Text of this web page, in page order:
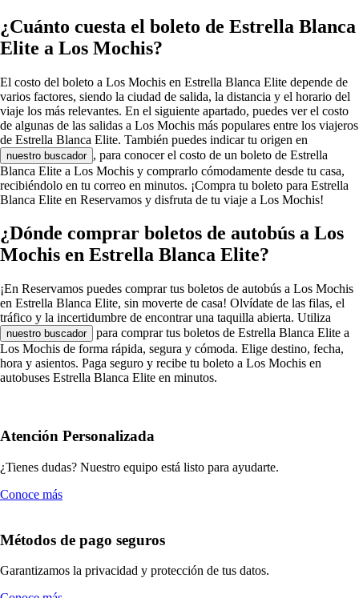
¿Cuánto cuesta el boleto de Estrella Blanca
Elite a Los Mochis?
El costo del boleto a Los Mochis en Estrella Blanca Elite depende de
varios factores, siendo la ciudad de salida, la distancia y el horario del
viaje los más relevantes. En el siguiente apartado, puedes ver el costo
de algunas de las salidas a Los Mochis más populares entre los viajeros
de Estrella Blanca Elite. También puedes indicar tu origen en
nuestro buscador , para conocer el costo de un boleto de Estrella
Blanca Elite a Los Mochis y comprarlo cómodamente desde tu casa,
recibiéndolo en tu correo en minutos. ¡Compra tu boleto para Estrella
Blanca Elite en Reservamos y disfruta de tu viaje a Los Mochis!
¿Dónde comprar boletos de autobús a Los
Mochis en Estrella Blanca Elite?
¡En Reservamos puedes comprar tus boletos de autobús a Los Mochis
en Estrella Blanca Elite, sin moverte de casa! Olvídate de las filas, el
tráfico y la incertidumbre de encontrar una taquilla abierta. Utiliza
nuestro buscador
para comprar tus boletos de Estrella Blanca Elite a
Los Mochis de forma rápida, segura y cómoda. Elige destino, fecha,
hora y asientos. Paga seguro y recibe tu boleto a Los Mochis en
autobuses Estrella Blanca Elite en minutos.
Atención Personalizada
¿Tienes dudas? Nuestro equipo está listo para ayudarte.
Conoce más
Métodos de pago seguros
Garantizamos la privacidad y protección de tus datos.